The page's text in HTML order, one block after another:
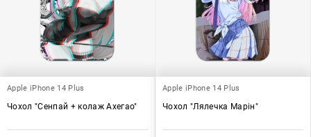
Apple iPhone 14 Plus
Чохол "Сенпай + колаж Ахегао"
Apple iPhone 14 Plus
Чохол "Лялечка Марін"